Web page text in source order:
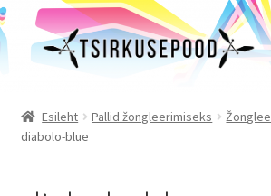
Liigu
navigeerimisele
Liigu
sisu
Pood
Esileht Pallid žongleerimiseks
diabolo-blue